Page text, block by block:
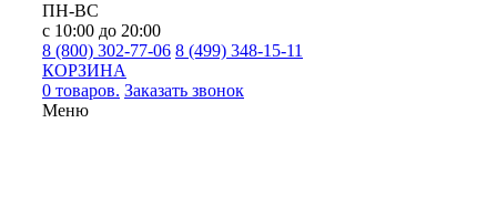
ПН-ВС
с 10:00 до 20:00
8 (800) 302-77-06 8 (499) 348-15-11
КОРЗИНА
0 товаров. Заказать звонок
Меню